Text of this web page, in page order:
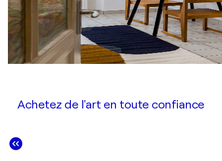
Achetez de l'art en toute confiance